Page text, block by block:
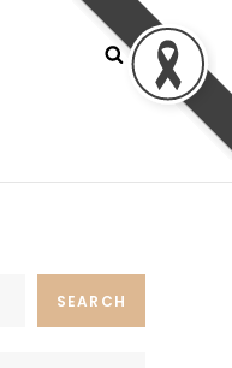
SEARCH